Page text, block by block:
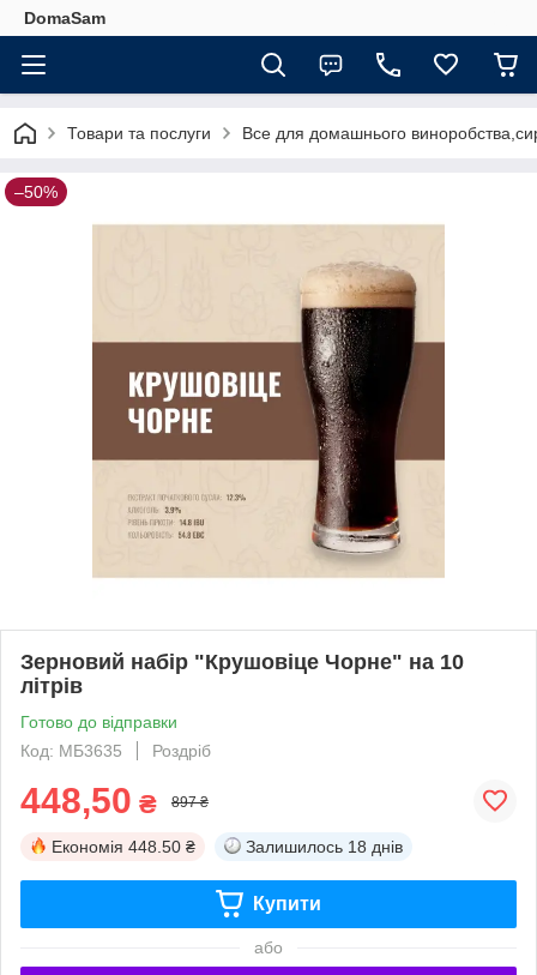
DomaSam
Товари та послуги Все для домашнього
–50%
Зерновий набір "Крушовіце Чорне" на 10
літрів
Готово до відправки
Код: МБ3635
Роздріб
448,50 ₴ 897 ₴
Економія 448.50 ₴ Залишилось 18 днів
Купити
або